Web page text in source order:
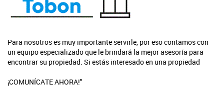
Para nosotros es muy importante servirle, por eso contamos con
un equipo especializado que le brindará la mejor asesoría para
encontrar su propiedad. Si estás interesado en una propiedad
¡COMUNÍCATE AHORA!"